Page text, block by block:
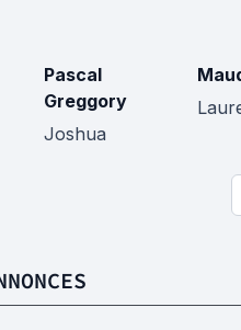
Pascal
Greggory
Joshua